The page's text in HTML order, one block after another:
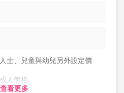
士、兒童與幼兒另外設定價
人價格。
車需另加1,000日圓，夜間班車
查看更多